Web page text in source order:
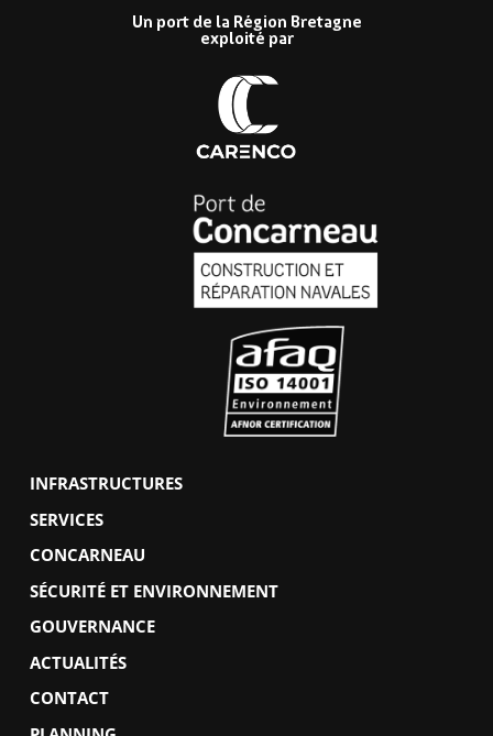
Un port de la Région Bretagne
exploité par
INFRASTRUCTURES
SERVICES
CONCARNEAU
SÉCURITÉ ET ENVIRONNEMENT
GOUVERNANCE
ACTUALITÉS
CONTACT